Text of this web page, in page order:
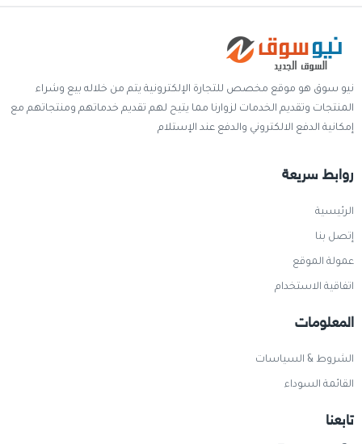
نيو سوق هو موقع مخصص للتجارة الإلكترونية يتم من خلاله بيع وشراء
المنتجات وتقديم الخدمات لزوارنا مما يتيح لهم تقديم خدماتهم ومنتجاتهم مع
إمكانية الدفع الالكتروني والدفع عند الإستلام
روابط سريعة
الرئيسية
إتصل بنا
عمولة الموقع
اتفاقية الاستخدام
المعلومات
الشروط & السياسات
القائمة السوداء
تابعنا